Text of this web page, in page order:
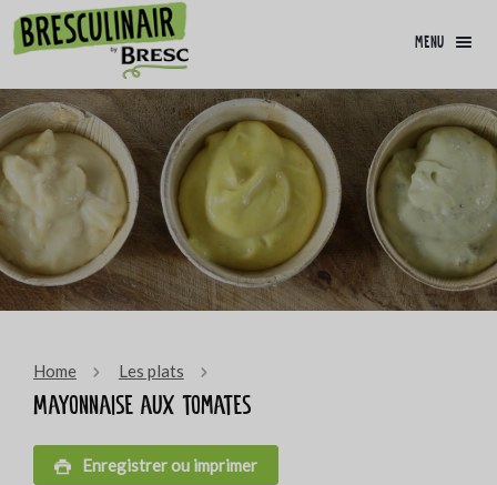
menu
Home Les plats
Mayonnaise aux tomates
Enregistrer ou imprimer